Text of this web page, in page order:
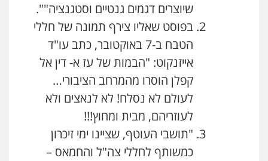
שיוצרים דגמים גנטיים וסטגנציה"".
בפוסט שאליו צירף תמונה של חללי
הטבח ב-7 באוקטובר, כתב עו"ד
אייזנקוט: "הבמות של עז א- דין אל
קפלן הוסרו מהמרחב הציבורי…
לעולם לא נסלח! לא לנאצים ולא
לעוזריהם, מבית ומחוץ!!!
"תושבי העוטף, שציינו ימי זיכרון
כמשותף לחללי צה"ל והחמאס –